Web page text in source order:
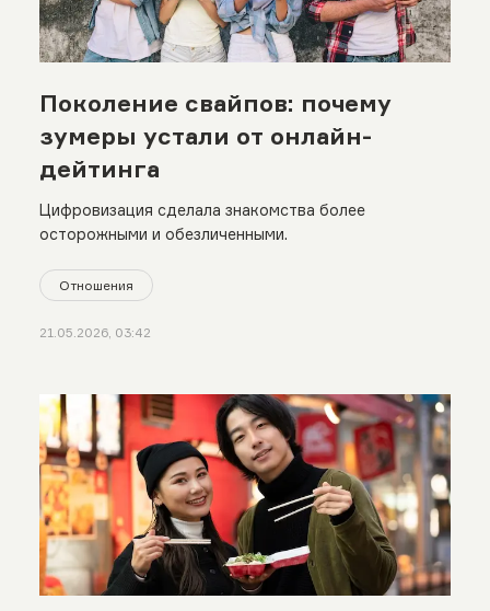
Поколение свайпов: почему
зумеры устали от онлайн-
дейтинга
Цифровизация сделала знакомства более
осторожными и обезличенными.
Отношения
21.05.2026, 03:42